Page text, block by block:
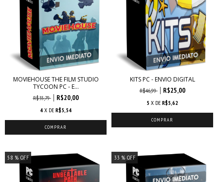
MOVIEHOUSE THE FILM STUDIO
TYCOON PC - E...
R$35,79 R$20,00
4 X DE R$5,54
KITS PC - ENVIO DIGITAL
R$46,99 R$25,00
5 X DE R$5,62
58 % OFF 33 % OFF